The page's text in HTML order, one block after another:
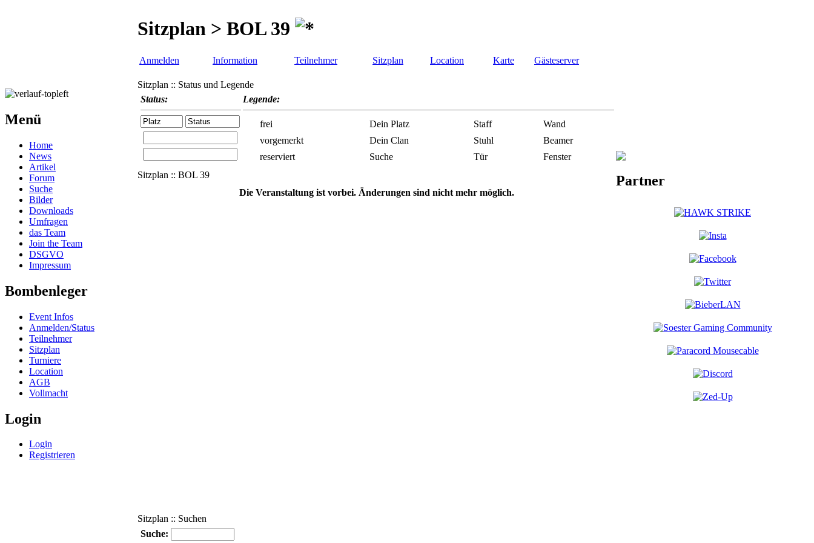
Menü
Home
News
Artikel
Forum
Suche
Bilder
Downloads
Umfragen
das Team
Join the Team
DSGVO
Impressum
Bombenleger
Event Infos
Anmelden/Status
Teilnehmer
Sitzplan
Turniere
Location
AGB
Vollmacht
Login
Login
Registrieren
Sitzplan > BOL 39
Anmelden Information Teilnehmer Sitzplan Location Karte Gästeserver
Sitzplan :: Status und Legende
Status:
Legende:
frei
vorgemerkt
reserviert
Dein Platz
Dein Clan
Suche
Staff
Stuhl
Tür
Wand
Beamer
Fenster
Sitzplan :: BOL 39
Die Veranstaltung ist vorbei. Änderungen sind nicht mehr möglich.
Sitzplan :: Suchen
Suche:
Partner